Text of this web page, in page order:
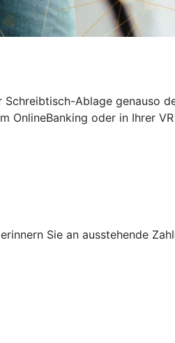
Ablage genauso
OnlineBanking oder in Ihrer
Sie an ausstehende